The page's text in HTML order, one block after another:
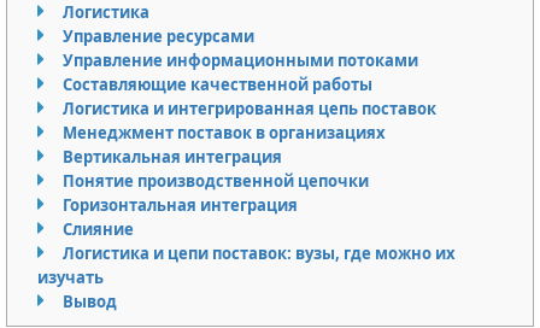
Мода
Отношения
Самосовершенствование
Финансы
Размещение рекламы
Для правообладателей
Условия предоставления информации
Отказ от ответственности
Логистика
Управление ресурсами
Управление информационными потоками
Составляющие качественной работы
Логистика и интегрированная цепь поставок
Менеджмент поставок в организациях
Вертикальная интеграция
Понятие производственной цепочки
Горизонтальная интеграция
Слияние
Логистика и цепи поставок: вузы, где можно их
изучать
Вывод